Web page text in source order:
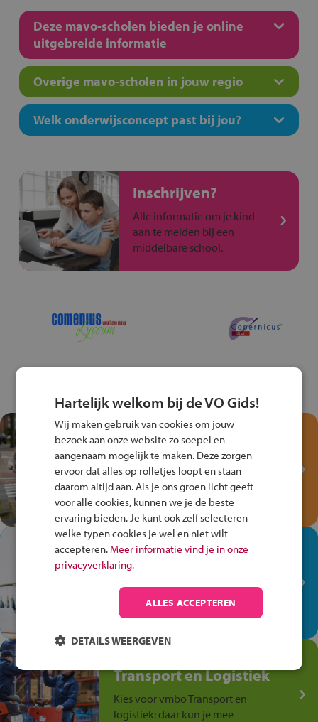
Deze mavo-scholen bieden je online
uitgebreide informatie
Overige mavo-scholen in jouw regio
Welk onderwijsconcept past bij jou?
Inschrijven?
Alle informatie om je kind
aan te melden bij een
middelbare school.
Test je kennis met het
Fiets Veilig
Verkeersspel!
Speel het Fiets Veilig Verkeersspel
en win een Cortina-fiets!
In de winkel ben je op je
plek!
Ontdek via het vmbo jouw talent
op de winkelvloer, waar elke dag
anders is!
Transport en Logistiek
Kies voor vmbo Transport en
logistiek: daar kun je mee
Hartelijk welkom bij de VO Gids!
Wij maken gebruik van cookies om jouw
bezoek aan onze website zo soepel en
aangenaam mogelijk te maken. Deze zorgen
ervoor dat alles op rolletjes loopt en staan
daarom altijd aan. Als je ons groen licht geeft
voor alle cookies, kunnen we je de beste
ervaring bieden. Je kunt ook zelf selecteren
welke typen cookies je wel en niet wilt
accepteren. Meer informatie vind je in onze
privacyverklaring.
ALLES ACCEPTEREN
DETAILS WEERGEVEN